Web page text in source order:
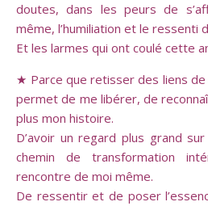
doutes, dans les peurs de
même, l’humiliation et le ressenti
Et les larmes qui ont coulé cette
★ Parce que retisser des liens
permet de me libérer, de
plus mon histoire.
D’avoir un regard plus grand
chemin de transformation
rencontre de moi même.
De ressentir et de poser